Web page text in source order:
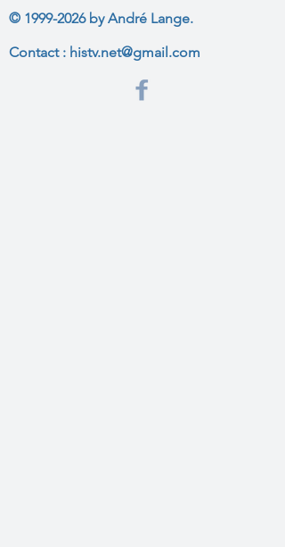
© 1999-2026by André Lange.
Contact : histv.net@gmail.com